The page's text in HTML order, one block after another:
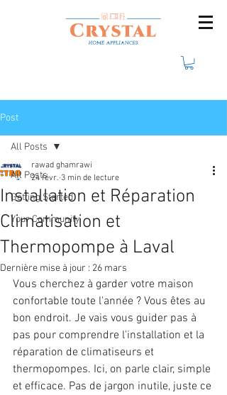
Post
All Posts
Getting Started
Your Community
All Posts
Installation et Réparation
Climatisation et
Thermopompe à Laval
rawad ghamrawi
24 févr. 3 min de lecture
Dernière mise à jour : 26 mars
Vous cherchez à garder votre maison
confortable toute l'année ? Vous êtes au
bon endroit. Je vais vous guider pas à
pas pour comprendre l'installation et la
réparation de climatiseurs et
thermopompes. Ici, on parle clair, simple
et efficace. Pas de jargon inutile, juste ce